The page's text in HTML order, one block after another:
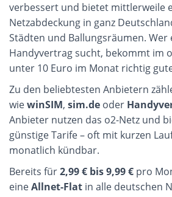
verbessert und bietet mittlerweile
Netzabdeckung in ganz
Städten und Ballungsräumen. Wer
Handyvertrag sucht, bekommt im
unter 10 Euro im Monat richtig
Zu den beliebtesten Anbietern
wiewinSIM, sim.de oder
Anbieter nutzen das o2-Netz und
günstige Tarife – oft mit kurzen
monatlich kündbar.
Bereits für2,99 € bis 9,99 € pro
eineAllnet-Flat in alle deutschen